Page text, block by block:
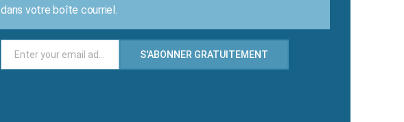
dans votre boîte courriel.
Email
S'ABONNER GRATUITEMENT